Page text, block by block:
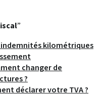
”
kilométriques
changer de
?
déclarer votre TVA ?